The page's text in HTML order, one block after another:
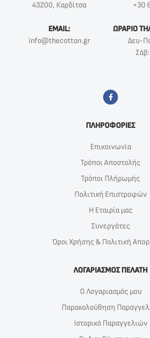
43200, Καρδίτσα
+30
EMAIL:
info@thecotton.gr
ΩΡΑΡΙΟ
Δευ-
ΠΛΗΡΟΦΟΡΙΕΣ
Επικοινωνία
Τρόποι Αποστολής
Τρόποι Πλήρωμής
Πολιτική Επιστροφών
Η Εταιρία μας
Συνεργάτες
Όροι Χρήσης & Πολιτική
ΛΟΓΑΡΙΑΣΜΟΣ ΠΕΛΑΤΗ
Ο Λογαριασμός μου
Παρακολούθηση
Ιστορικό Παραγγελιών